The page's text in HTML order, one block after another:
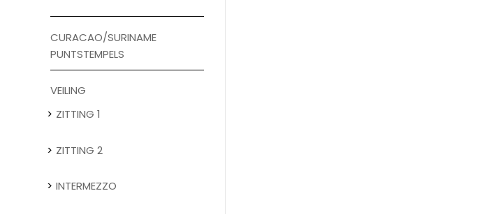
CURACAO/SURINAME
PUNTSTEMPELS
VEILING
ZITTING 1
ZITTING 2
INTERMEZZO